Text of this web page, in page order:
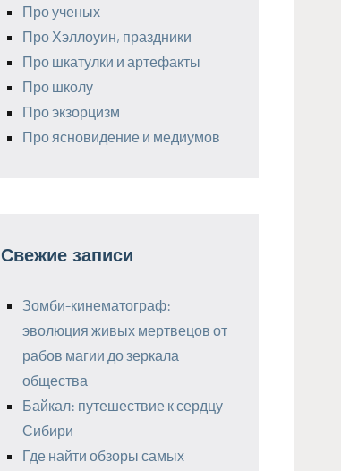
Про ученых
Про Хэллоуин, праздники
Про шкатулки и артефакты
Про школу
Про экзорцизм
Про ясновидение и медиумов
Свежие записи
Зомби-кинематограф:
эволюция живых мертвецов от
рабов магии до зеркала
общества
Байкал: путешествие к сердцу
Сибири
Где найти обзоры самых